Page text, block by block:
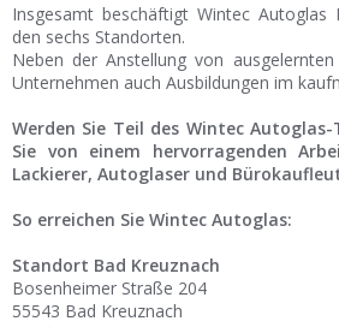
Insgesamt beschäftigt Wintec Autoglas
den sechs Standorten.
Neben der Anstellung von
Unternehmen auch Ausbildungen im
Werden Sie Teil des Wintec
Sie von einem hervorragenden
Lackierer, Autoglaser und
So erreichen Sie Wintec Autoglas:
Standort Bad Kreuznach
Bosenheimer Straße 204
55543 Bad Kreuznach